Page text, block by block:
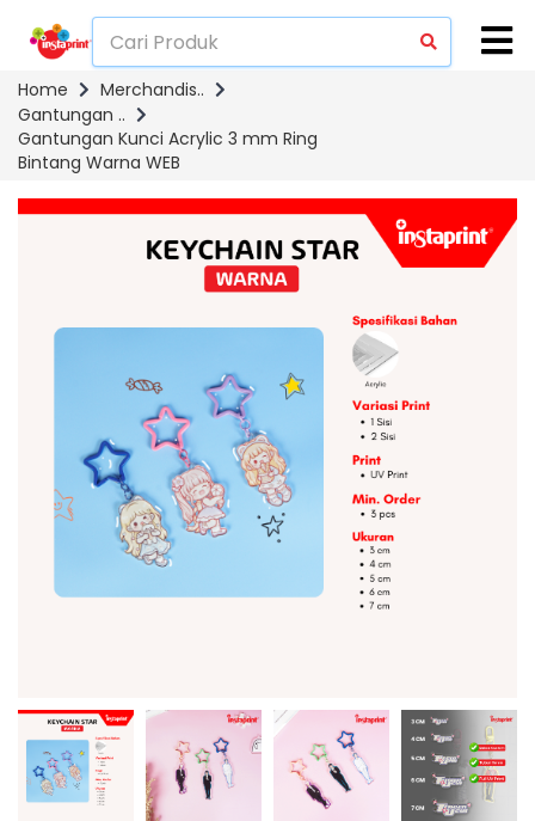
Home
Merchandis..
Gantungan ..
Gantungan Kunci Acrylic 3 mm Ring
Bintang Warna WEB